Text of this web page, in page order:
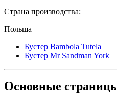
Страна производства:
Польша
Бустер Bambola Tutela
Бустер Mr Sandman York
Основные